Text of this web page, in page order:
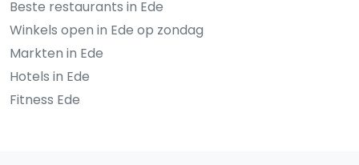
Beste restaurants in Ede
Winkels open in Ede op zondag
Markten in Ede
Hotels in Ede
Fitness Ede